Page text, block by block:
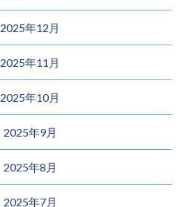
2025年12月
2025年11月
2025年10月
2025年9月
2025年8月
2025年7月